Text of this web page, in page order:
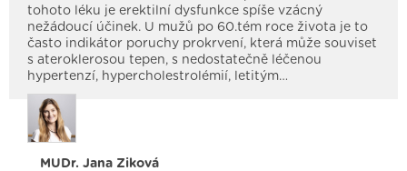
tohoto léku je erektilní dysfunkce spíše vzácný
nežádoucí účinek. U mužů po 60.tém roce života je to
často indikátor poruchy prokrvení, která může souviset
s ateroklerosou tepen, s nedostatečně léčenou
hypertenzí, hypercholestrolémií, letitým…
MUDr. Jana Ziková